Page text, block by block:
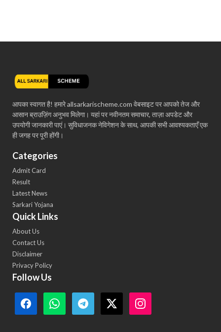
आपका स्वागत है! हमारे allsarkarischeme.com वेबसाइट पर आपको तेज और
आसान ब्राउज़िंग अनुभव मिलेगा। यहां पर नवीनतम समाचार, ताज़ा अपडेट और
उपयोगी जानकारी पाएं। सुविधाजनक नेविगेशन के साथ, आपकी सभी आवश्यकताएँ एक
ही जगह पर पूरी होंगी।
Categories
Admit Card
Result
Latest News
Sarkari Yojana
Quick Links
About Us
Contact Us
Disclaimer
Privacy Policy
Follow Us